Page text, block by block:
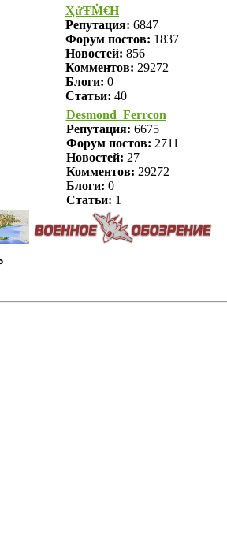
ҲửŦṀ€Ħ
Репутация: 6847
Форум постов: 1837
Новостей: 856
Комментов: 29272
Блоги: 0
Статьи: 40
Desmond_Ferrcon
Репутация: 6675
Форум постов: 2711
Новостей: 27
Комментов: 29272
Блоги: 0
Статьи: 1